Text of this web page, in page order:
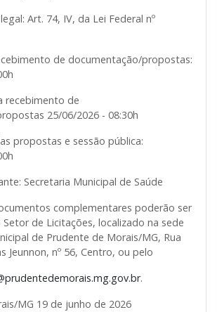
Art. 74, IV, da Lei Federal nº
de documentação/propostas:
de
25/06/2026 - 08:30h
e sessão pública:
: Secretaria Municipal de Saúde
complementares poderão ser
de Licitações, localizado na sede
de Prudente de Morais/MG, Rua
Jeunnon, nº 56, Centro, ou pelo
.
MG 19 de junho de 2026